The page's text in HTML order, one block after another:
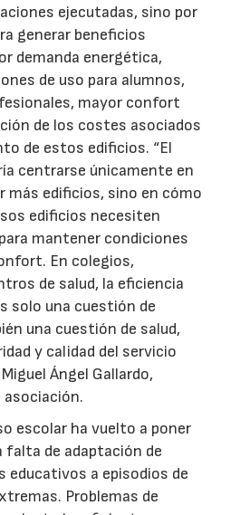
ejecutadas, sino por
generar beneficios
demanda energética,
de uso para alumnos,
mayor confort
de los costes asociados
de estos edificios. “El
centrarse únicamente en
más edificios, sino en cómo
edificios necesiten
mantener condiciones
En colegios,
de salud, la eficiencia
solo una cuestión de
una cuestión de salud,
y calidad del servicio
Ángel Gallardo,
asociación.
escolar ha vuelto a poner
falta de adaptación de
educativos a episodios de
Problemas de